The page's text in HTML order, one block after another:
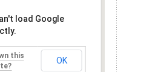
load Google
this
OK